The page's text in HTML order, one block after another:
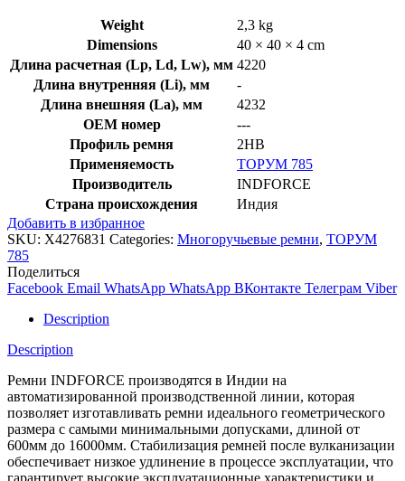
Weight
2,3 kg
Dimensions
40 × 40 × 4 cm
Длина расчетная (Lp, Ld, Lw), мм 4220
Длина внутренняя (Li), мм
-
Длина внешняя (La), мм
4232
OEM номер
---
Профиль ремня
2HB
Применяемость
ТОРУМ 785
Производитель
INDFORCE
Страна происхождения
Индия
Добавить в избранное
SKU: X4276831 Categories: Многоручьевые ремни, ТОРУМ
785
Поделиться
Facebook Email WhatsApp WhatsApp ВКонтакте Телеграм Viber
Description
Description
Ремни INDFORCE производятся в Индии на
автоматизированной производственной линии, которая
позволяет изготавливать ремни идеального геометрического
размера с самыми минимальными допусками, длиной от
600мм до 16000мм. Стабилизация ремней после вулканизации
обеспечивает низкое удлинение в процессе эксплуатации, что
гарантирует высокие эксплуатационные характеристики и